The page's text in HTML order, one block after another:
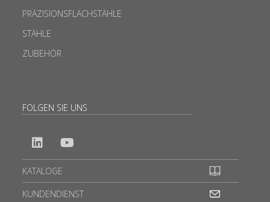
PRÄZISIONSFLACHSTÄHLE
STÄHLE
ZUBEHÖR
FOLGEN SIE UNS
KATALOGE
KUNDENDIENST